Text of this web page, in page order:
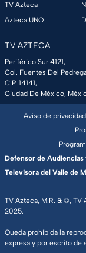
TV Azteca
Azteca UNO
TV AZTECA
Periférico Sur 4121,
Col. Fuentes Del
C.P. 14141,
Ciudad De México,
TV Azteca, M.R. & ©, TV
2025.
Queda prohibida la
expresa y por escrito de
Aviso de privacidad
Defensor de Audiencias
Televisora del Valle de